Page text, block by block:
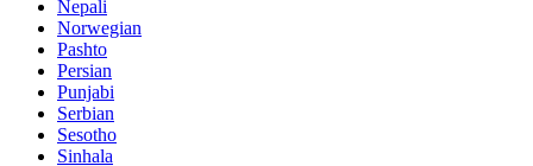
Nepali
Norwegian
Pashto
Persian
Punjabi
Serbian
Sesotho
Sinhala